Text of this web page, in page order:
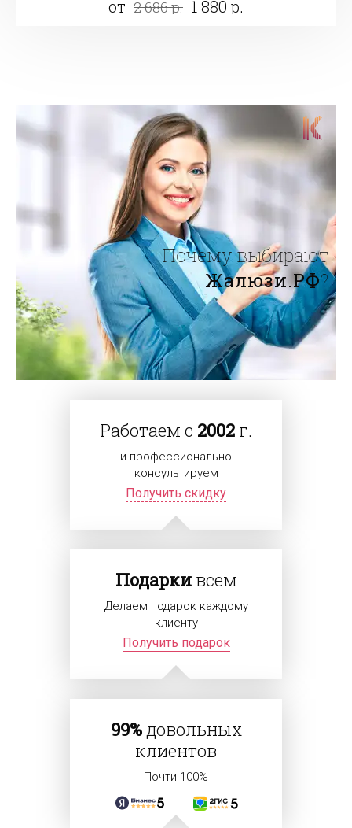
от 2 686 р. 1 880 р.
Почему выбирают
Жалюзи.РФ?
Работаем с 2002 г.
и профессионально
консультируем
Получить скидку
Подаркивсем
Делаем подарок каждому
клиенту
Получить подарок
99%довольных
клиентов
Почти 100%